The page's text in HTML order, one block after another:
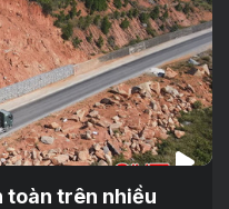
toàn trên nhiều